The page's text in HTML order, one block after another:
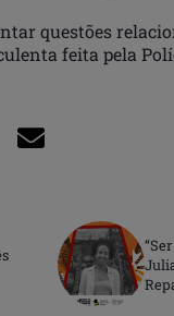
questões
feita pela